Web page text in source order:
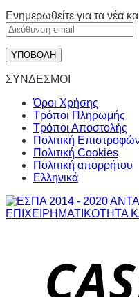
Ενημερωθείτε για τα νέα
ΣΥΝΔΕΣΜΟΙ
Όροι Χρήσης
Τρόποι Πληρωμής
Τρόποι Αποστολής
Πολιτική
Πολιτική Cookies
Πολιτική απορρήτου
Ελληνικά